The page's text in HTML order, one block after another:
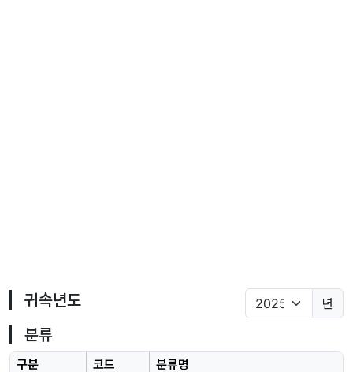
귀속년도 년
분류
구분 코드
분류명